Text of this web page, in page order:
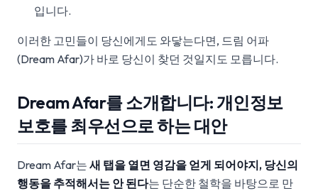
입니다.
이러한 고민들이 당신에게도 와닿는다면, 드림 어파
(Dream Afar)가 바로 당신이 찾던 것일지도 모릅니다.
Dream Afar를 소개합니다: 개인정보
보호를 최우선으로 하는 대안
Dream Afar는 새 탭을 열면 영감을 얻게 되어야지, 당신의
행동을 추적해서는 안 된다는 단순한 철학을 바탕으로 만